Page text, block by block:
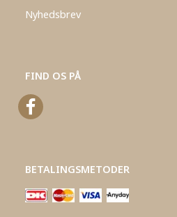
Nyhedsbrev
FIND OS PÅ
BETALINGSMETODER